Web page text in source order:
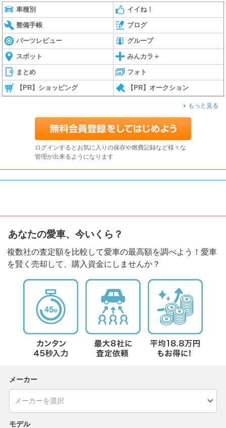
車種別 イイね！
整備手帳 ブログ
パーツレビュー グループ
スポット みんカラ＋
まとめ フォト
【PR】ショッピング 【PR】オークション
もっと見る
ログインするとお気に入りの保存や燃費記録など様々な
管理が出来るようになります
あなたの愛車、今いくら？
複数社の査定額を比較して愛車の最高額を調べよう！愛車
を賢く売却して、購入資金にしませんか？
メーカー
モデル